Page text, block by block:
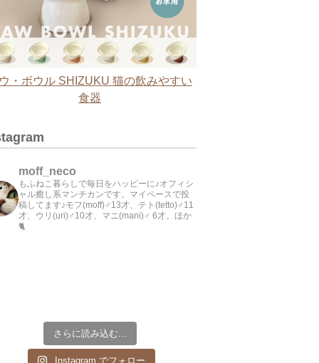
・ボウル SHIZUKU 猫の飲みやすい
食器
moff_neco
もふねこ暮らしで毎日をハッピーに♪オフィシ
ャル癒し系マンチカンです。マイペースで投
稿してます♪モフ(moff)♂13才、テト(tetto)♂11
才、ウリ(uri)♂10才、マニ(mani)♂ 6才。ほか
🐈
さらに読み込む...
Instagram でフォロー